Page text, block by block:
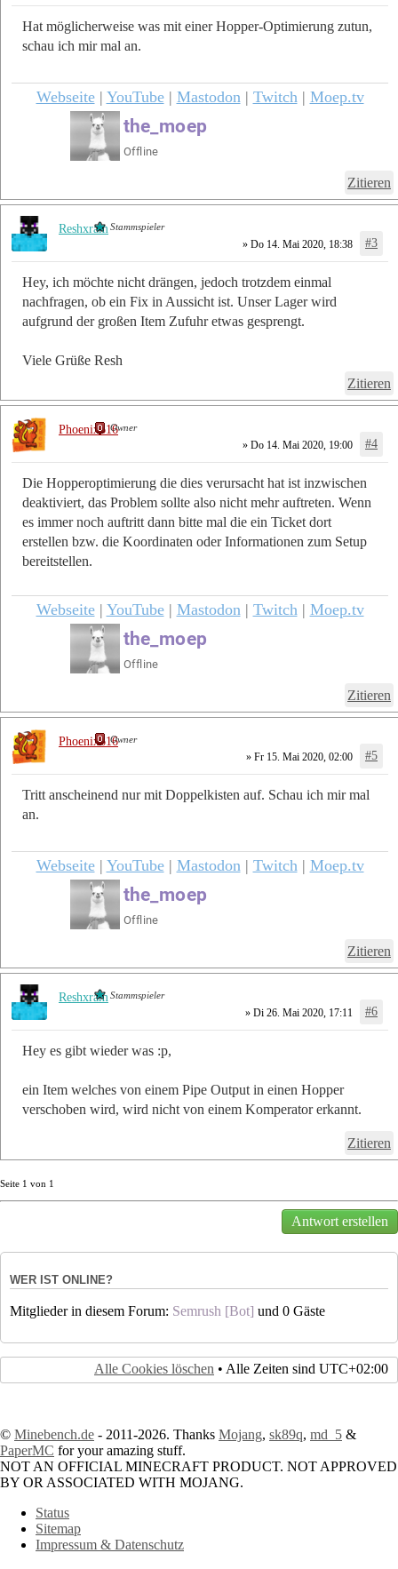
Hat möglicherweise was mit einer Hopper-Optimierung zutun,
schau ich mir mal an.
Webseite| YouTube| Mastodon| Twitch| Moep.tv
Zitieren
» Do 14. Mai 2020, 18:38 #3
Hey, ich möchte nicht drängen, jedoch trotzdem einmal
nachfragen, ob ein Fix in Aussicht ist. Unser Lager wird
aufgrund der großen Item Zufuhr etwas gesprengt.
Viele Grüße Resh
Zitieren
ReshxramStammspieler
» Do 14. Mai 2020, 19:00 #4
Die Hopperoptimierung die dies verursacht hat ist inzwischen
deaktiviert, das Problem sollte also nicht mehr auftreten. Wenn
es immer noch auftritt dann bitte mal die ein Ticket dort
erstellen bzw. die Koordinaten oder Informationen zum Setup
bereitstellen.
Webseite| YouTube| Mastodon | Twitch | Moep.tv
Zitieren
Phoenix616Owner
» Fr 15. Mai 2020, 02:00 #5
Tritt anscheinend nur mit Doppelkisten auf. Schau ich mir mal
an.
Webseite| YouTube| Mastodon | Twitch | Moep.tv
Zitieren
Phoenix616Owner
» Di 26. Mai 2020, 17:11 #6
Hey es gibt wieder was :p,
ein Item welches von einem Pipe Output in einen Hopper
verschoben wird, wird nicht von einem Komperator erkannt.
Zitieren
Reshxram Stammspieler
Seite 1 von 1
Antwort erstellen
WER IST ONLINE?
Mitglieder in diesem Forum: Semrush [Bot] und 0 Gäste
Alle Cookies löschen • Alle Zeiten sind UTC+02:00
© Minebench.de - 2011-2026. Thanks Mojang, sk89q, md_5 &
PaperMC for your amazing stuff.
NOT AN OFFICIAL MINECRAFT PRODUCT. NOT APPROVED
BY OR ASSOCIATED WITH MOJANG.
Status
Sitemap
Impressum & Datenschutz